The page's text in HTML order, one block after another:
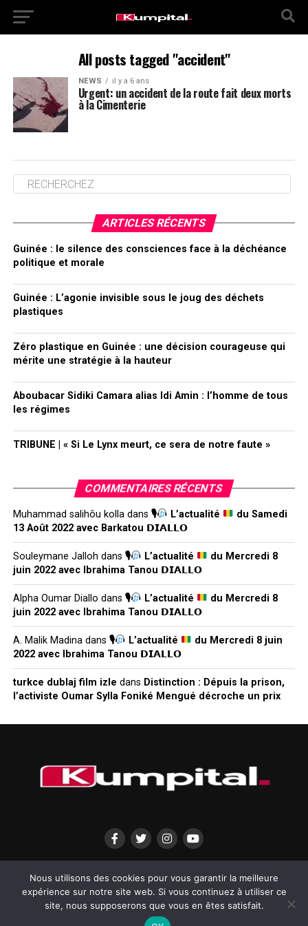
All posts tagged "accident"
NEWS il y a 6 ans
Urgent: un accident de la route fait deux morts
à la Cimenterie
ARTICLES RÉCENTS
Guinée : le silence des consciences face à la déchéance
politique et morale
Guinée : L’agonie invisible sous le joug des déchets
plastiques
Zéro plastique en Guinée : une décision courageuse qui
mérite une stratégie à la hauteur
Aboubacar Sidiki Camara alias Idi Amin : l’homme de tous
les régimes
TRIBUNE | « Si Le Lynx meurt, ce sera de notre faute »
COMMENTAIRES RÉCENTS
Muhammad salihôu kolladans 🎙 L’actualité
du Samedi
13 Août 2022 avec Barkatou 𝗗𝗜𝗔𝗟𝗟𝗢
Souleymane Jalloh dans 🎙 L’actualité
du Mercredi 8
juin 2022 avec Ibrahima Tanou 𝗗𝗜𝗔𝗟𝗟𝗢
Alpha Oumar Diallo dans 🎙 L’actualité
du Mercredi 8
juin 2022 avec Ibrahima Tanou 𝗗𝗜𝗔𝗟𝗟𝗢
A. Malik Madinadans 🎙 L’actualité
du Mercredi 8 juin
2022 avec Ibrahima Tanou 𝗗𝗜𝗔𝗟𝗟𝗢
turkce dublaj film izle dans Distinction : Dépuis la prison,
l’activiste Oumar Sylla Foniké Mengué décroche un prix
QUI SOMMES-NOUS? MENTIONS LÉGALES CONTACTEZ-NOUS
Nous utilisons des cookies pour vous garantir la meilleure
expérience sur notre site web. Si vous continuez à utiliser ce
site, nous supposerons que vous en êtes satisfait.